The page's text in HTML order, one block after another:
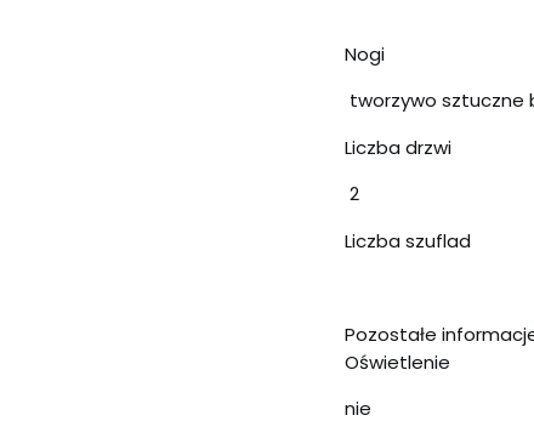
Nogi
tworzywo sztuczne
Liczba drzwi
2
Liczba szuflad
Pozostałe
Oświetlenie
nie